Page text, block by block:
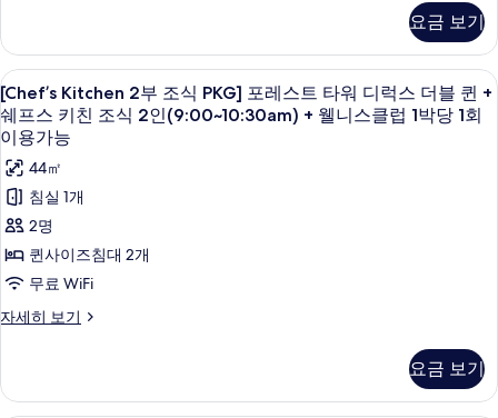
타
워
디
럭
스
킹
+
쉐
프
스
키
조
식
조
식
PKG]
포
레
스
트
타
워
디
럭
킹
+
쉐
키
요금 보기
[Chef’s
Kitchen
2
부
조
식
PKG]
포
레
스
타
오리/거위털 이불, 미니바, 객실 내 금
6
[Chef’s Kitchen 2부 조식 PKG] 포레스트 타워 디럭스 더블 퀸 +
쉐프스 키친 조식 2인(9:00~10:30am) + 웰니스클럽 1박당 1회
이용가능
44㎡
침실 1개
2명
퀸사이즈침대 2개
무료 WiFi
자세히 보기
[Chef’s
조
요금 보기